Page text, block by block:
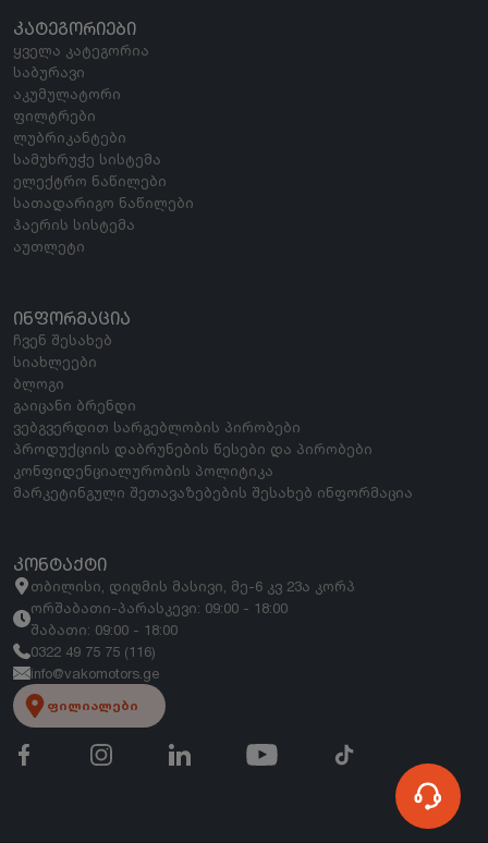
ᲙᲐᲢᲔᲒᲝᲠᲘᲔᲑᲘ
ყველა კატეგორია
საბურავი
აკუმულატორი
ფილტრები
ლუბრიკანტები
სამუხრუჭე სისტემა
ელექტრო ნაწილები
სათადარიგო ნაწილები
ჰაერის სისტემა
აუთლეტი
ᲘᲜᲤᲝᲠᲛᲐᲪᲘᲐ
ჩვენ შესახებ
სიახლეები
ბლოგი
გაიცანი ბრენდი
ვებგვერდით სარგებლობის პირობები
პროდუქციის დაბრუნების წესები და პირობები
კონფიდენციალურობის პოლიტიკა
მარკეტინგული შეთავაზებების შესახებ ინფორმაცია
ᲙᲝᲜᲢᲐᲥᲢᲘ
თბილისი, დიღმის მასივი, მე-6 კვ 23ა კორპ
ორშაბათი-პარასკევი: 09:00 - 18:00
შაბათი: 09:00 - 18:00
0322 49 75 75 (116)
info@vakomotors.ge
ფილიალები